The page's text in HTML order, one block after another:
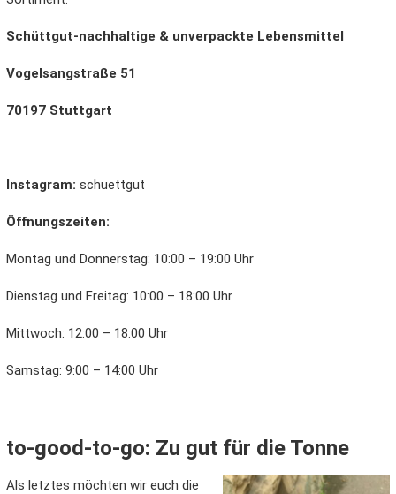
Schüttgut-nachhaltige & unverpackte Lebensmittel
Vogelsangstraße 51
70197 Stuttgart
Instagram: schuettgut
Öffnungszeiten:
Montag und Donnerstag: 10:00 – 19:00 Uhr
Dienstag und Freitag: 10:00 – 18:00 Uhr
Mittwoch: 12:00 – 18:00 Uhr
Samstag: 9:00 – 14:00 Uhr
to-good-to-go: Zu gut für die Tonne
Als letztes möchten wir euch die